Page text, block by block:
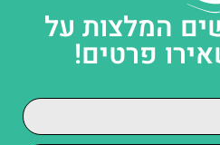
המלצות על
פרטים!